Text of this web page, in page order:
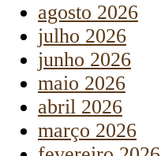
agosto 2026
julho 2026
junho 2026
maio 2026
abril 2026
março 2026